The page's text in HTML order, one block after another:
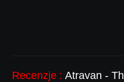
Recenzje : Atravan -